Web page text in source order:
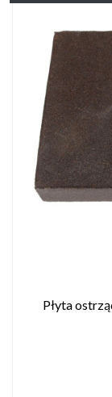
Płyta